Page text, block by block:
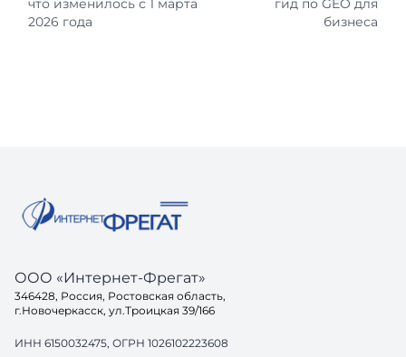
2026 года
бизнеса
ООО «Интернет-Фрегат»
346428, Россия, Ростовская область,
г.Новочеркасск, ул.Троицкая 39/166
ИНН 6150032475, ОГРН 1026102223608